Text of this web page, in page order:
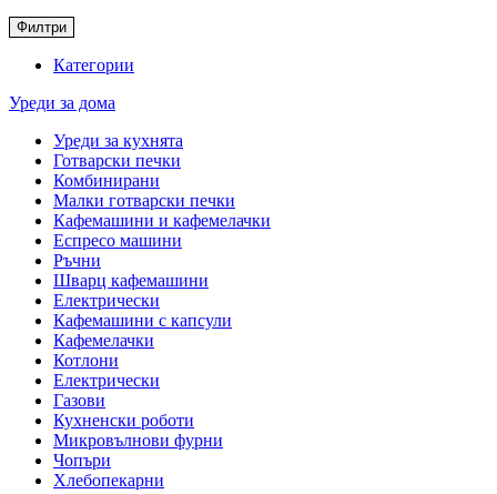
Филтри
Категории
Уреди за дома
Уреди за кухнята
Готварски печки
Комбинирани
Малки готварски печки
Кафемашини и кафемелачки
Еспресо машини
Ръчни
Шварц кафемашини
Електрически
Кафемашини с капсули
Кафемелачки
Котлони
Електрически
Газови
Кухненски роботи
Микровълнови фурни
Чопъри
Хлебопекарни